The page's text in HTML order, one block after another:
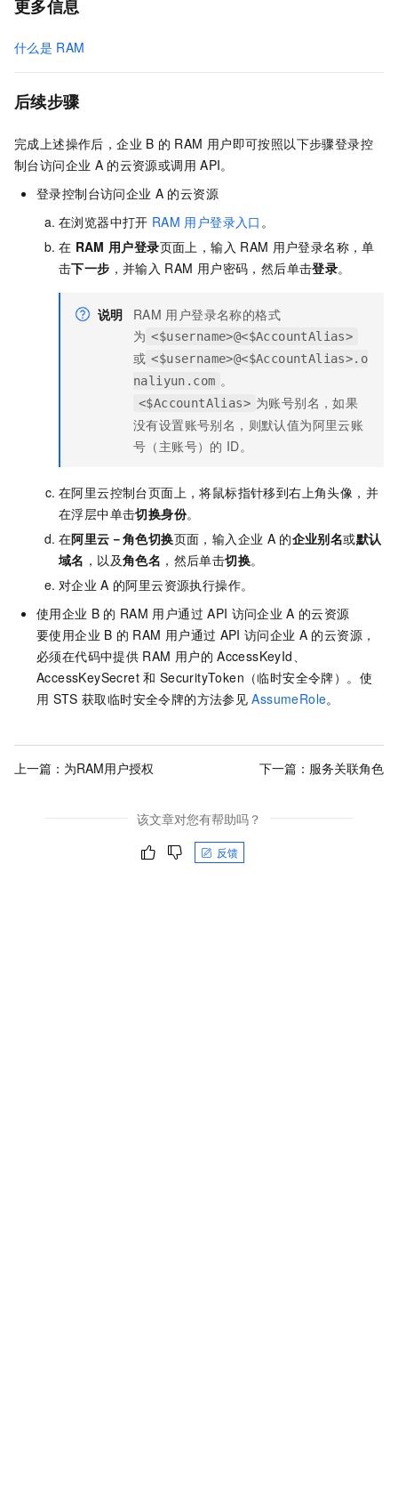
更多信息
什么是 RAM
后续步骤
完成上述操作后，企业 B 的 RAM 用户即可按照以下步骤登录控
制台访问企业 A 的云资源或调用 API。
登录控制台访问企业 A 的云资源
在浏览器中打开 RAM 用户登录入口 。
在 RAM 用户登录页面上，输入 RAM 用户登录名称，单
击下一步 ，并输入 RAM 用户密码，然后单击登录。
说明 RAM 用户登录名称的格式
为 <$username>@<$AccountAlias>
或 <$username>@<$AccountAlias>.o
naliyun.com 。
<$AccountAlias> 为账号别名，如果
没有设置账号别名，则默认值为阿里云账
号（主账号）的 ID。
在阿里云控制台页面上，将鼠标指针移到右上角头像，并
在浮层中单击切换身份。
在阿里云－角色切换页面，输入企业 A 的企业别名或默认
域名 ，以及角色名 ，然后单击切换。
对企业 A 的阿里云资源执行操作。
使用企业 B 的 RAM 用户通过 API 访问企业 A 的云资源
要使用企业 B 的 RAM 用户通过 API 访问企业 A 的云资源，
必须在代码中提供 RAM 用户的 AccessKeyId、
AccessKeySecret 和 SecurityToken（临时安全令牌）。使
用 STS 获取临时安全令牌的方法参见 AssumeRole。
上一篇： 为RAM用户授权 下一篇： 服务关联角色
该文章对您有帮助吗？
反馈